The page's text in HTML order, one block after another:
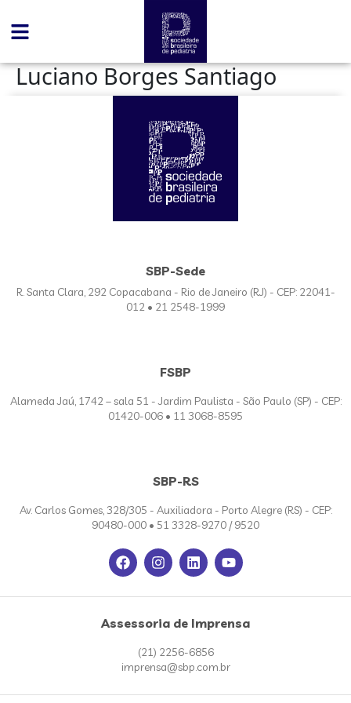
Luciano Borges Santiago
SBP-Sede
R. Santa Clara, 292 Copacabana - Rio de Janeiro (RJ) - CEP: 22041-
012 • 21 2548-1999
FSBP
Alameda Jaú, 1742 – sala 51 - Jardim Paulista - São Paulo (SP) - CEP:
01420-006 • 11 3068-8595
SBP-RS
Av. Carlos Gomes, 328/305 - Auxiliadora - Porto Alegre (RS) - CEP:
90480-000 • 51 3328-9270 / 9520
Assessoria de Imprensa
(21) 2256-6856
imprensa@sbp.com.br